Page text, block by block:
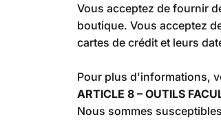
Vous acceptez de fournir
boutique. Vous acceptez
cartes de crédit et leurs
Pour plus d'informations,
ARTICLE 8 – OUTILS
Nous sommes